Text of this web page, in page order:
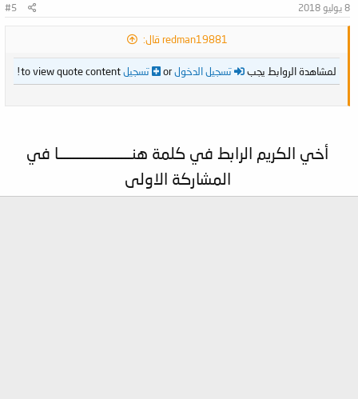
8 يوليو 2018 #5
redman19881 قال:
لمشاهدة الروابط يجب تسجيل الدخولor تسجيلto view quote content!
أخي الكريم الرابط في كلمة هنـــــــــــــــــــــــا في
المشاركة الاولى